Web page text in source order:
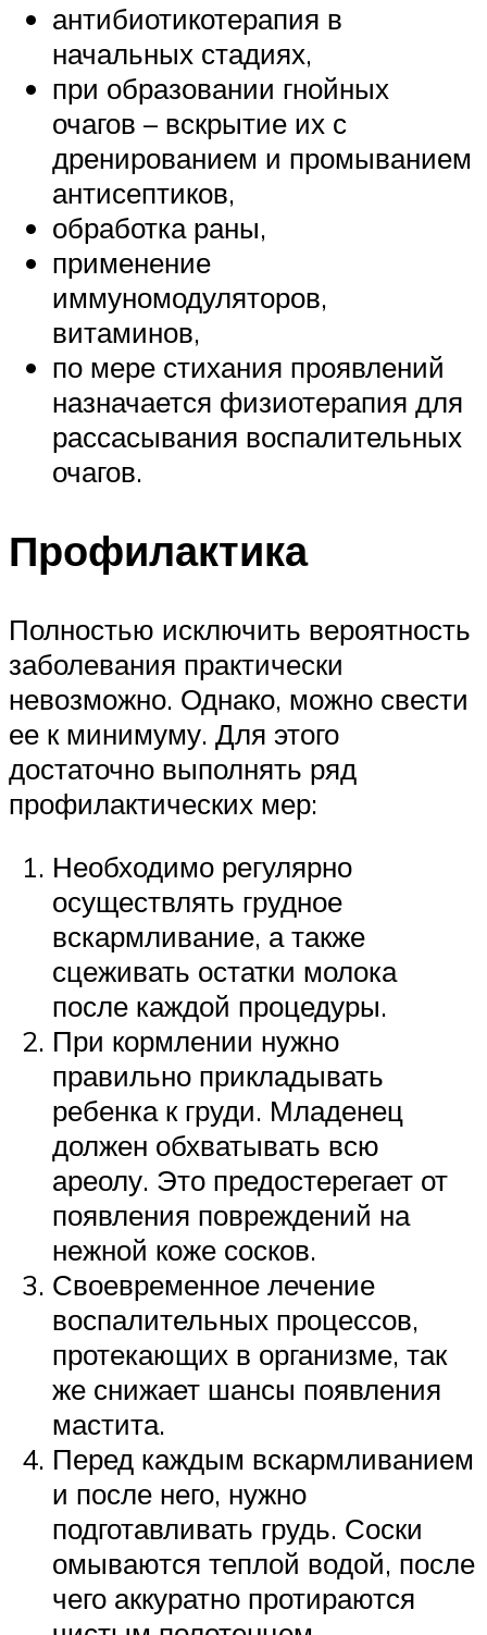
антибиотикотерапия в
начальных стадиях,
при образовании гнойных
очагов – вскрытие их с
дренированием и промыванием
антисептиков,
обработка раны,
применение
иммуномодуляторов,
витаминов,
по мере стихания проявлений
назначается физиотерапия для
рассасывания воспалительных
очагов.
Профилактика
Полностью исключить вероятность
заболевания практически
невозможно. Однако, можно свести
ее к минимуму. Для этого
достаточно выполнять ряд
профилактических мер:
Необходимо регулярно
осуществлять грудное
вскармливание, а также
сцеживать остатки молока
после каждой процедуры.
При кормлении нужно
правильно прикладывать
ребенка к груди. Младенец
должен обхватывать всю
ареолу. Это предостерегает от
появления повреждений на
нежной коже сосков.
Своевременное лечение
воспалительных процессов,
протекающих в организме, так
же снижает шансы появления
мастита.
Перед каждым вскармливанием
и после него, нужно
подготавливать грудь. Соски
омываются теплой водой, после
чего аккуратно протираются